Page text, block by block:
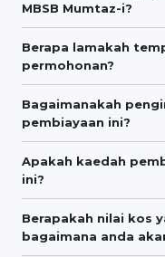
MBSB Mumtaz-i?
Berapa lamakah
permohonan?
Bagaimanakah
pembiayaan ini?
Apakah kaedah
ini?
Berapakah nilai kos
bagaimana anda